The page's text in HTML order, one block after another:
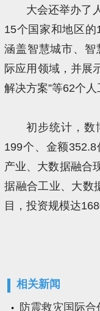
大会还举办了
15个国家和地区
涵盖智慧城市、智
际应用领域，并展
解决方案”等62个人
初步统计，数
199个、金额
产业、大数据融合
据融合工业、大数
目，投资规模达
相关新闻
防震救灾国际合